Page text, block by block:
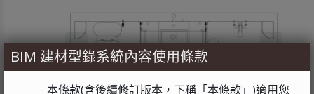
Previous
BIM 建材型錄系統內容使用條款
本條款(含後續修訂版本，下稱「本條款」)適用您